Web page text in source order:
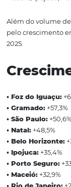
Dia
Rio de Janeiro
seguida por
Na sequência,
Maceió,
Além do
pelo
2025.